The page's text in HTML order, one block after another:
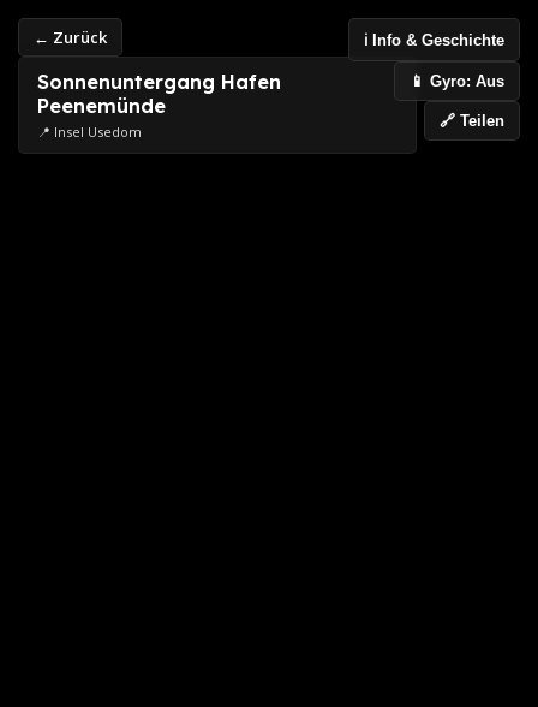
← Zurück
Sonnenuntergang Hafen
Peenemünde
📍 Insel Usedom
ℹ️ Info & Geschichte
📱 Gyro: Aus
🔗 Teilen